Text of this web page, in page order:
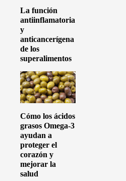
La función
antiinflamatoria
y
anticancerígena
de los
superalimentos
Cómo los ácidos
grasos Omega-3
ayudan a
proteger el
corazón y
mejorar la
salud